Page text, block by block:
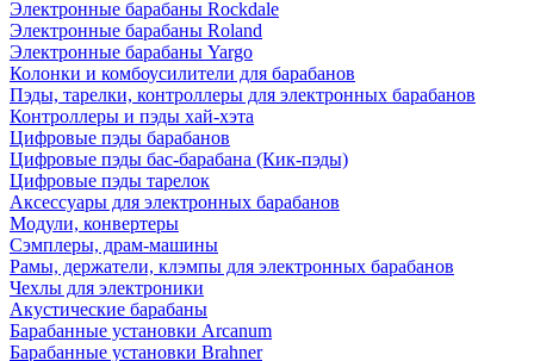
Электронные барабаны Rockdale
Электронные барабаны Roland
Электронные барабаны Yargo
Колонки и комбоусилители для барабанов
Пэды, тарелки, контроллеры для электронных барабанов
Контроллеры и пэды хай-хэта
Цифровые пэды барабанов
Цифровые пэды бас-барабана (Кик-пэды)
Цифровые пэды тарелок
Аксессуары для электронных барабанов
Модули, конвертеры
Сэмплеры, драм-машины
Рамы, держатели, клэмпы для электронных барабанов
Чехлы для электроники
Акустические барабаны
Барабанные установки Arcanum
Барабанные установки Brahner